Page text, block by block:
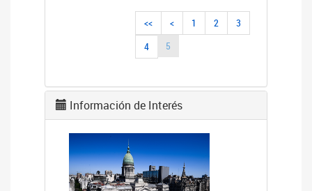
<< < 1 2
3
4
5
Información de Interés